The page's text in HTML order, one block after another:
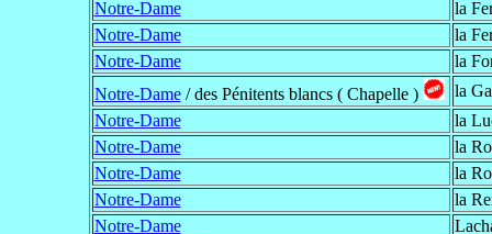
Notre-Dame
la
Notre-Dame
la
Notre-Dame
la
Notre-Dame/ des Pénitents blancs ( Chapelle )
la
Notre-Dame
la
Notre-Dame
la
Notre-Dame
la
Notre-Dame
la
Notre-Dame